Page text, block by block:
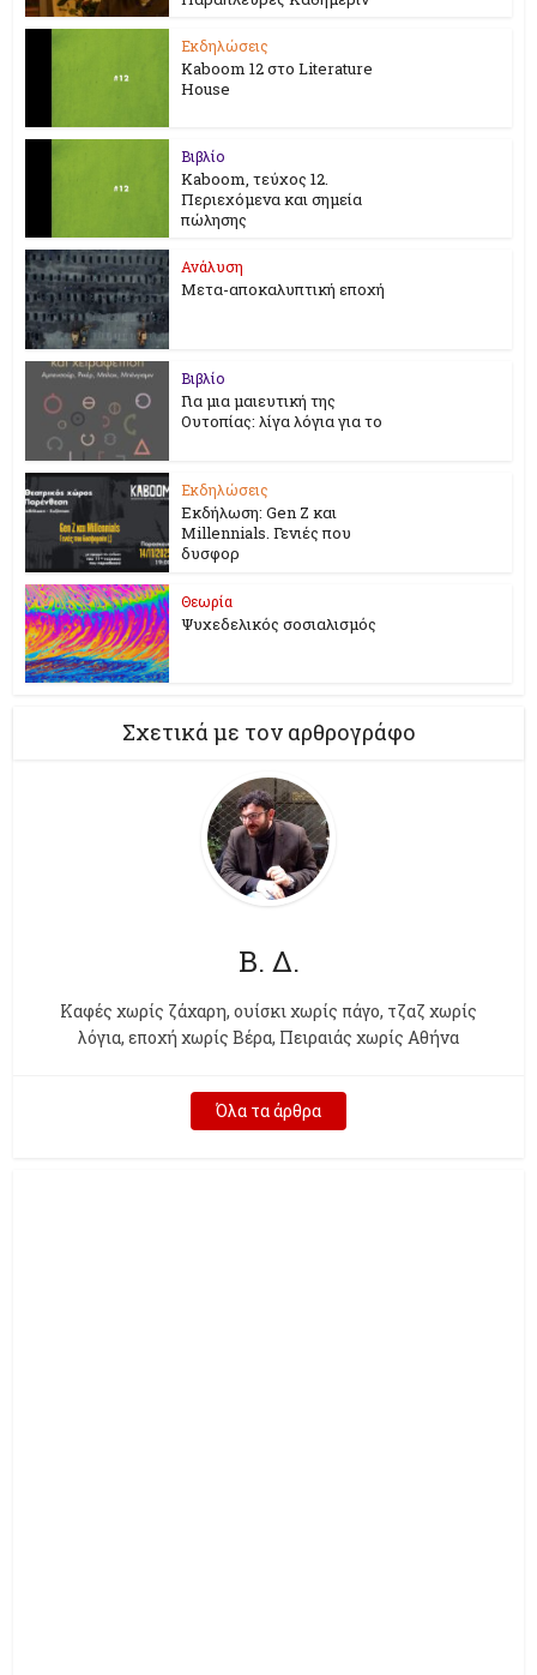
Εκδηλώσεις
Kaboom 12 στο Literature
House
Βιβλίο
Kaboom, τεύχος 12.
Περιεχόμενα και σημεία
πώλησης
Ανάλυση
Μετα-αποκαλυπτική εποχή
Βιβλίο
Για μια μαιευτική της
Ουτοπίας: λίγα λόγια για το
Εκδηλώσεις
Εκδήλωση: Gen Z και
Millennials. Γενιές που
δυσφορ
Θεωρία
Ψυχεδελικός σοσιαλισμός
Σχετικά με τον αρθρογράφο
Β. Δ.
Kαφές χωρίς ζάχαρη, ουίσκι χωρίς πάγο, τζαζ χωρίς
λόγια, εποχή χωρίς Βέρα, Πειραιάς χωρίς Αθήνα
Όλα τα άρθρα